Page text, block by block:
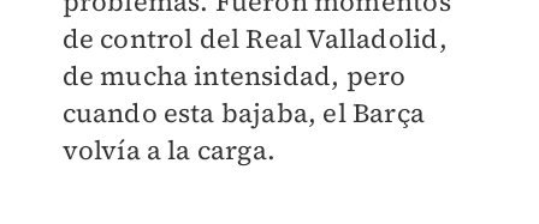
de control del Real Valladolid,
de mucha intensidad, pero
cuando esta bajaba, el Barça
volvía a la carga.